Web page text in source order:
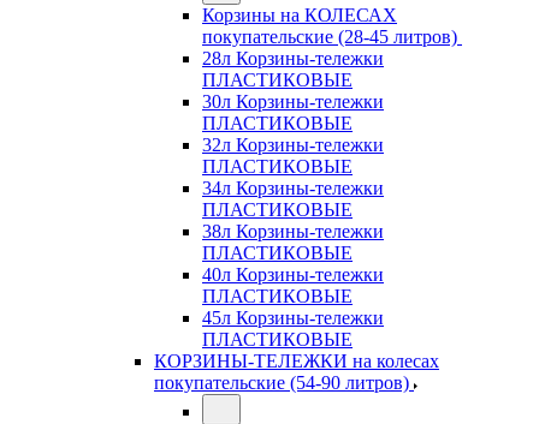
Корзины на КОЛЕСАХ
покупательские (28-45 литров)
28л Корзины-тележки
ПЛАСТИКОВЫЕ
30л Корзины-тележки
ПЛАСТИКОВЫЕ
32л Корзины-тележки
ПЛАСТИКОВЫЕ
34л Корзины-тележки
ПЛАСТИКОВЫЕ
38л Корзины-тележки
ПЛАСТИКОВЫЕ
40л Корзины-тележки
ПЛАСТИКОВЫЕ
45л Корзины-тележки
ПЛАСТИКОВЫЕ
КОРЗИНЫ-ТЕЛЕЖКИ на колесах
покупательские (54-90 литров)